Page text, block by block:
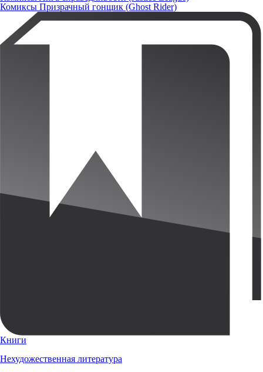
Комиксы Призрачный гонщик (Ghost Rider)
Книги
Нехудожественная литература